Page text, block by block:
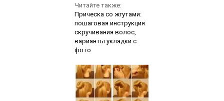
Читайте также:
Прическа со жгутами:
пошаговая инструкция
скручивания волос,
варианты укладки с
фото